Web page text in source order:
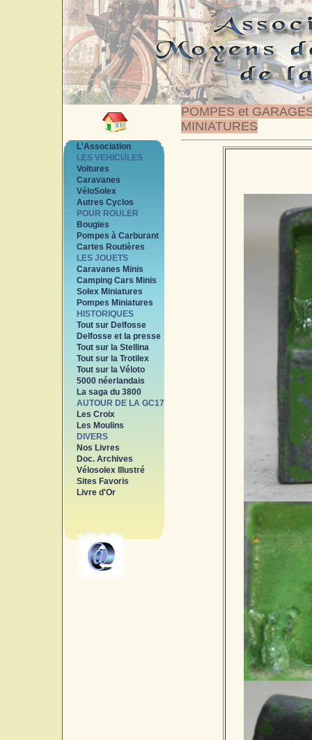
POMPES et
MINIATURES
L'Association
LES VEHICULES
Voitures
Caravanes
VéloSolex
Autres Cyclos
POUR ROULER
Bougies
Pompes à Carburant
Cartes Routières
LES JOUETS
Caravanes Minis
Camping Cars Minis
Solex Miniatures
Pompes Miniatures
HISTORIQUES
Tout sur Delfosse
Delfosse et la presse
Tout sur la Stellina
Tout sur la Trotilex
Tout sur la Véloto
5000 néerlandais
La saga du 3800
AUTOUR DE LA GC17
Les Croix
Les Moulins
DIVERS
Nos Livres
Doc. Archives
Vélosolex Illustré
Sites Favoris
Livre d'Or